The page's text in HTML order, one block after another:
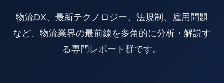
物流DX、最新テクノロジー、法規制、雇用問題
など、物流業界の最前線を多角的に分析・解説す
る専門レポート群です。